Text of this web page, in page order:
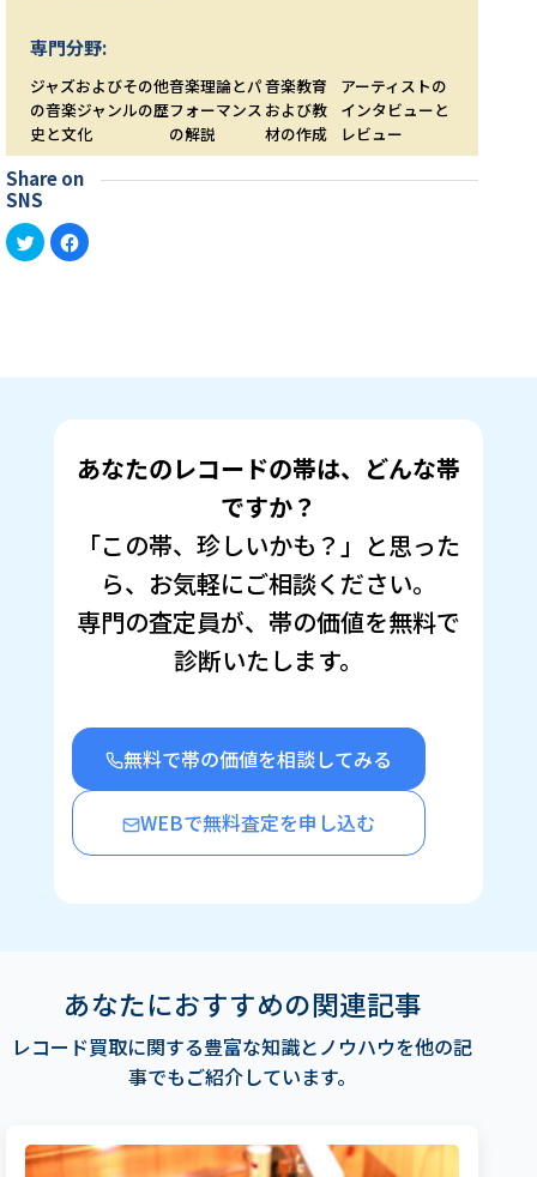
専門分野:
ジャズおよびその他
の音楽ジャンルの歴
史と文化
音楽理論とパ
フォーマンス
の解説
音楽教育
および教
材の作成
アーティストの
インタビューと
レビュー
Share on
SNS
ク
リ
Facebook
で
だ
さ
い
ウ
ィ
で
開
き
あなたのレコードの帯は、どんな帯
ですか？
「この帯、珍しいかも？」と思った
ら、お気軽にご相談ください。
専門の査定員が、帯の価値を無料で
診断いたします。
無料で帯の価値を相談してみる
WEBで無料査定を申し込む
あなたにおすすめの関連記事
レコード買取に関する豊富な知識とノウハウを他の記
事でもご紹介しています。